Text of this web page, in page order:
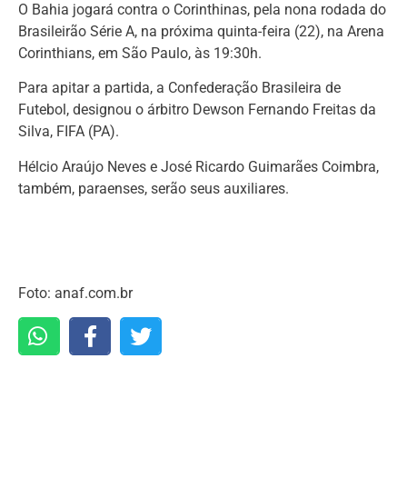
O Bahia jogará contra o Corinthinas, pela nona rodada do
Brasileirão Série A, na próxima quinta-feira (22), na Arena
Corinthians, em São Paulo, às 19:30h.
Para apitar a partida, a Confederação Brasileira de
Futebol, designou o árbitro Dewson Fernando Freitas da
Silva, FIFA (PA).
Hélcio Araújo Neves e José Ricardo Guimarães Coimbra,
também, paraenses, serão seus auxiliares.
Foto: anaf.com.br